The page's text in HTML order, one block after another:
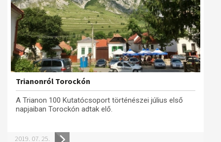
Trianonról Torockón
A Trianon 100 Kutatócsoport történészei július első
napjaiban Torockón adtak elő.
2019. 07. 25.